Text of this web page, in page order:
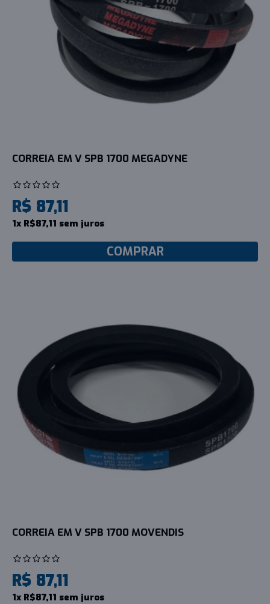
CORREIA EM V SPB 1700 MEGADYNE
R$ 87,11
1x R$87,11 sem juros
COMPRAR
CORREIA EM V SPB 1700 MOVENDIS
R$ 87,11
1x R$87,11 sem juros